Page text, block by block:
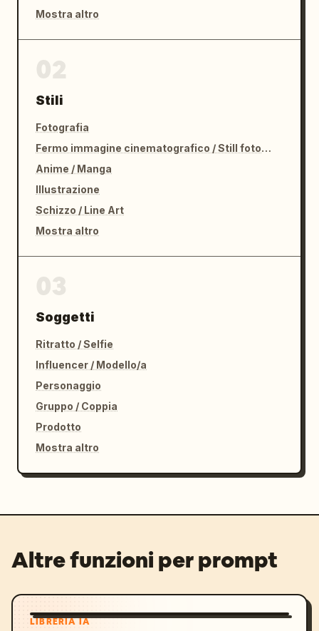
Mostra altro
Stili
Fotografia
Fermo immagine cinematografico / Still fotografico
Anime / Manga
Illustrazione
Schizzo / Line Art
Mostra altro
Soggetti
Ritratto / Selfie
Influencer / Modello/a
Personaggio
Gruppo / Coppia
Prodotto
Mostra altro
Altre funzioni per prompt
LIBRERIA IA